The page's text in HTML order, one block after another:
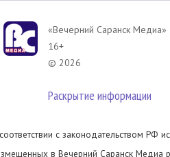
«Вечерний Саранск Mедиа»
16+
© 2026
Раскрытие информации
с законодательством РФ
в Вечерний Саранск Медиа